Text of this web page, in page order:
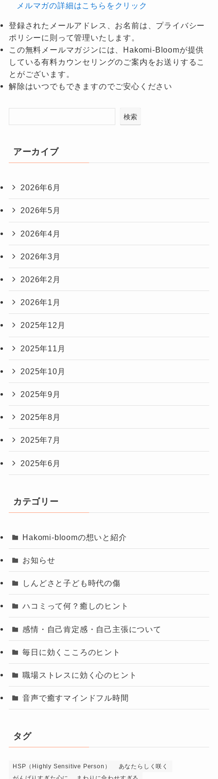
メルマガの詳細はこちらをクリック
登録されたメールアドレス、お名前は、プライバシー
ポリシーに則って管理いたします。
この無料メールマガジンには、Hakomi-Bloomが提供
している有料カウンセリングのご案内をお送りするこ
とがございます。
解除はいつでもできますのでご安心ください
検索
アーカイブ
2026年6月
2026年5月
2026年4月
2026年3月
2026年2月
2026年1月
2025年12月
2025年11月
2025年10月
2025年9月
2025年8月
2025年7月
2025年6月
カテゴリー
Hakomi-bloomの想いと紹介
お知らせ
しんどさと子ども時代の傷
ハコミって何？癒しのヒント
感情・自己肯定感・自己主張について
毎日に効くこころのヒント
職場ストレスに効く心のヒント
音声で癒すマインドフル時間
タグ
HSP（Highly Sensitive Person）
あなたらしく咲く